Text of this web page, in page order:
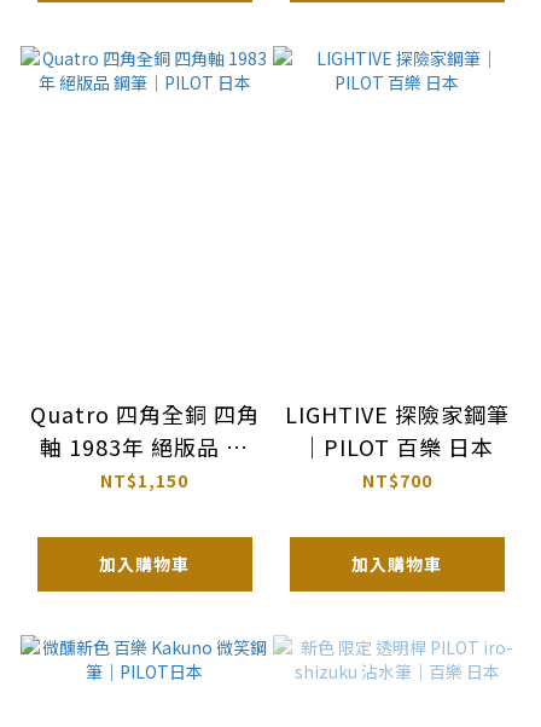
Quatro 四角全銅 四角
軸 1983年 絕版品 鋼
筆｜PILOT 日本
NT$1,150
加入購物車
LIGHTIVE 探險家鋼筆
｜PILOT 百樂 日本
NT$700
加入購物車